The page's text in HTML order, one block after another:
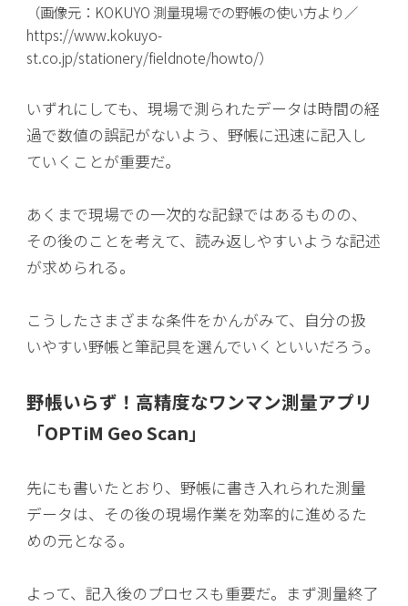
（画像元：KOKUYO 測量現場での野帳の使い方より／
https://www.kokuyo-
st.co.jp/stationery/fieldnote/howto/）
いずれにしても、現場で測られたデータは時間の経
過で数値の誤記がないよう、野帳に迅速に記入し
ていくことが重要だ。
あくまで現場での一次的な記録ではあるものの、
その後のことを考えて、読み返しやすいような記述
が求められる。
こうしたさまざまな条件をかんがみて、自分の扱
いやすい野帳と筆記具を選んでいくといいだろう。
野帳いらず！高精度なワンマン測量アプリ
「OPTiM Geo Scan」
先にも書いたとおり、野帳に書き入れられた測量
データは、その後の現場作業を効率的に進めるた
めの元となる。
よって、記入後のプロセスも重要だ。まず測量終了